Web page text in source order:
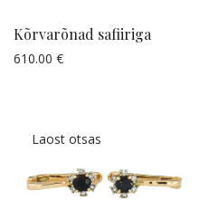
Kõrvarõnad safiiriga
610.00 €
Küsi pakkumist